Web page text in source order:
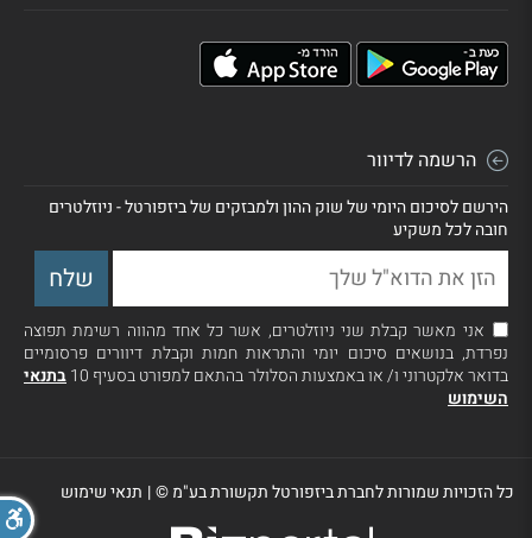
הרשמה לדיוור
הירשם לסיכום היומי של שוק ההון ולמבזקים של ביזפורטל - ניוזלטרים
חובה לכל משקיע
אני מאשר קבלת שני ניוזלטרים, אשר כל אחד מהווה רשימת תפוצה
נפרדת, בנושאים סיכום יומי והתראות חמות וקבלת דיוורים פרסומיים
בדואר אלקטרוני ו/ או באמצעות הסלולר בהתאם למפורט בסעיף 10
בתנאי
השימוש
כל הזכויות שמורות לחברת ביזפורטל תקשורת בע"מ ©| תנאי שימוש